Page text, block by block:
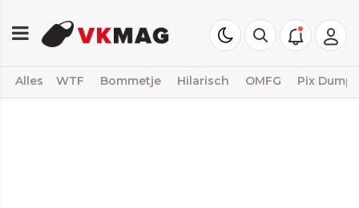
Alles WTF Bommetje Hilarisch OMFG Pix Dump